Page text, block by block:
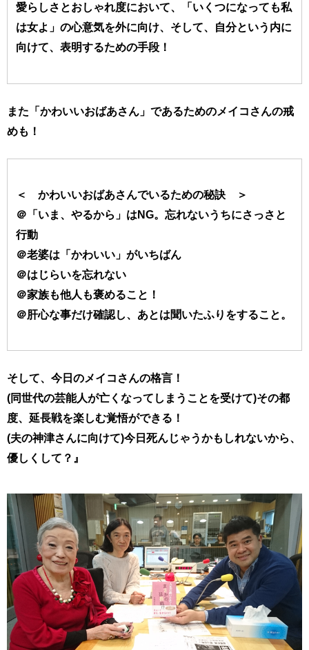
愛らしさとおしゃれ度において、「いくつになっても私
は女よ」の心意気を外に向け、そして、自分という内に
向けて、表明するための手段！
また「かわいいおばあさん」であるためのメイコさんの戒
めも！
＜ かわいいおばあさんでいるための秘訣 ＞
＠「いま、やるから」はNG。忘れないうちにさっさと
行動
＠老婆は「かわいい」がいちばん
＠はじらいを忘れない
＠家族も他人も褒めること！
＠肝心な事だけ確認し、あとは聞いたふりをすること。
そして、今日のメイコさんの格言！
(同世代の芸能人が亡くなってしまうことを受けて)その都
度、延長戦を楽しむ覚悟ができる！
(夫の神津さんに向けて)今日死んじゃうかもしれないから、
優しくして？』